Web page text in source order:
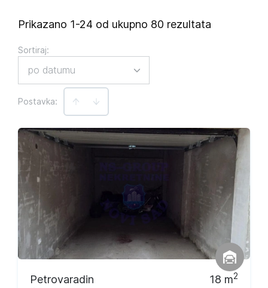
Prikazano 1-24 od ukupno 80 rezultata
Postavka:
Sortiraj:
po datumu
Petrovaradin 18 m2